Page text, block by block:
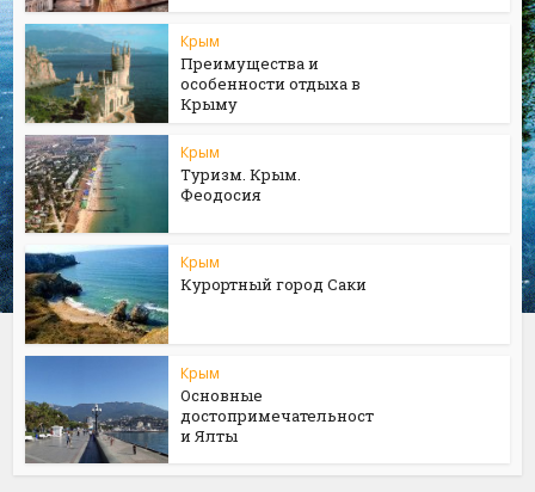
Крым
Преимущества и
особенности отдыха в
Крыму
Крым
Туризм. Крым.
Феодосия
Крым
Курортный город Саки
Крым
Основные
достопримечательност
и Ялты